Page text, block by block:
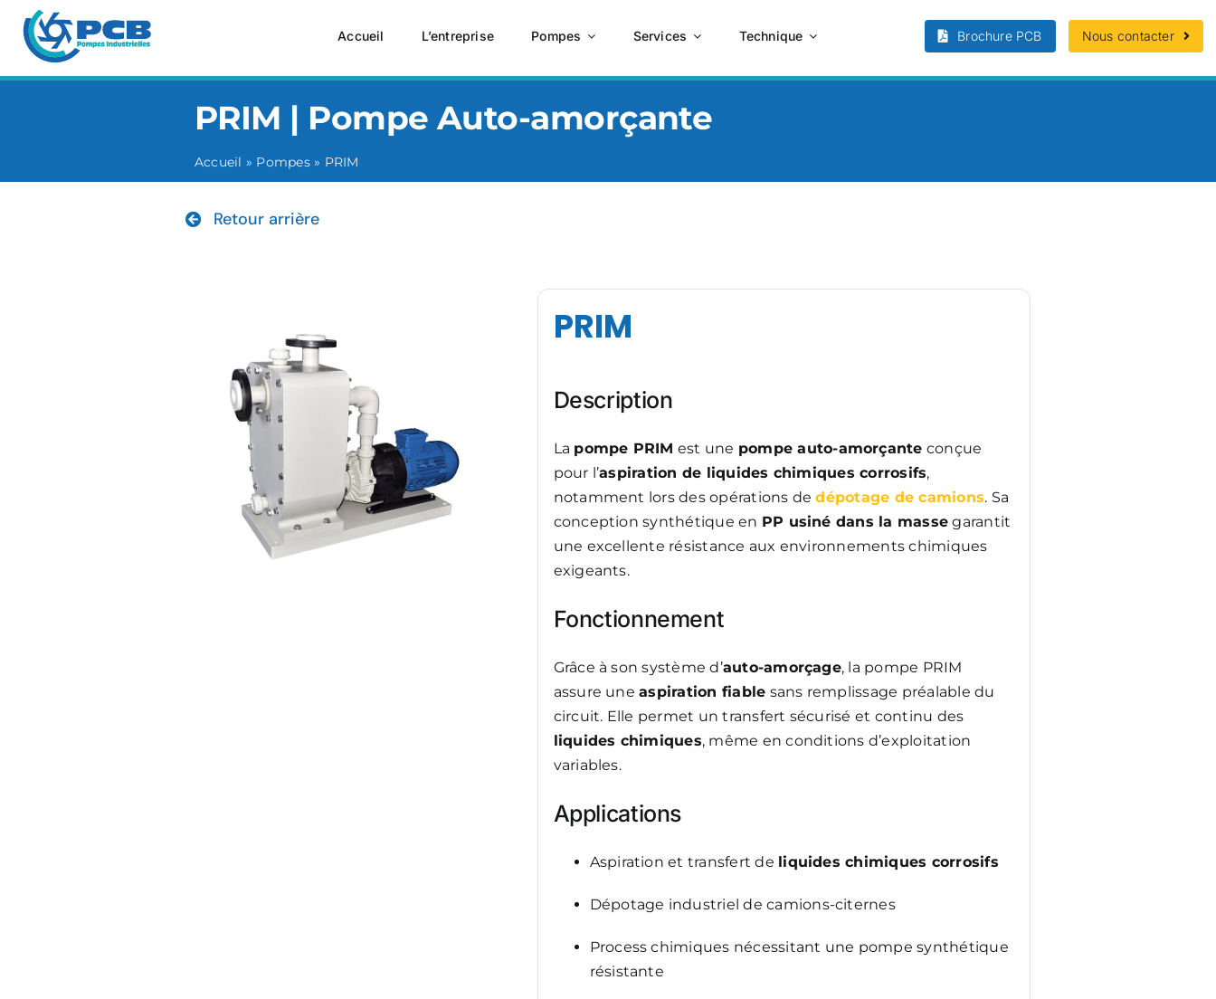
Passer
contenu
Accueil L’entreprise Pompes Services Technique Brochure PCB Nous contacter
PRIM | Pompe Auto-amorçante
Accueil » Pompes» PRIM
Retour arrière
PRIM
Description
La pompe PRIM est une pompe auto-amorçante conçue
pour l’aspiration de liquides chimiques corrosifs,
notamment lors des opérations dedépotage de camions. Sa
conception synthétique en PP usiné dans la masse garantit
une excellente résistance aux environnements chimiques
exigeants.
Fonctionnement
Grâce à son système d’auto-amorçage, la pompe PRIM
assure uneaspiration fiable sans remplissage préalable du
circuit. Elle permet un transfert sécurisé et continu des
liquides chimiques, même en conditions d’exploitation
variables.
Applications
Aspiration et transfert de liquides chimiques corrosifs
Dépotage industriel de camions-citernes
Process chimiques nécessitant une pompe synthétique
résistante